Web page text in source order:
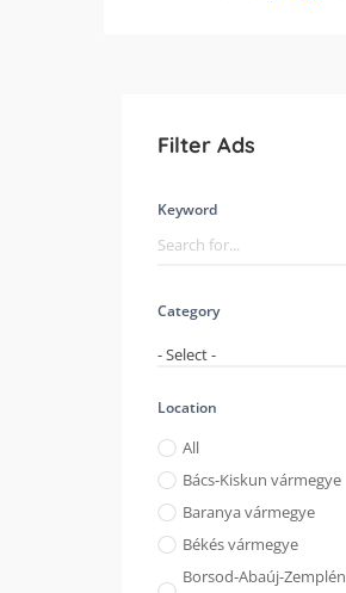
Filter Ads
Keyword
Category
- Select -
Location
All
Bács-Kiskun vármegye
Baranya vármegye
Békés vármegye
Borsod-Abaúj-Zemplén